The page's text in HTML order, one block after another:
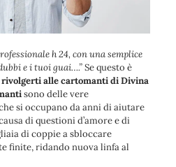
h 24, con una semplice
e i tuoi guai….”Se questo è
rivolgerti alle cartomanti di Divina
sono delle vere
si occupano da anni diaiutare
di questioni d’amore e di
di coppie a sbloccare
finite, ridando nuova linfa al